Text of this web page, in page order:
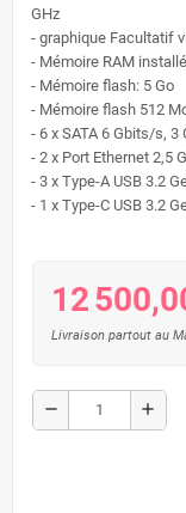
GHz
- graphique Facultatif
- Mémoire RAM
- Mémoire flash: 5 Go
- Mémoire flash 512
- 6 x SATA 6 Gbits/s,
- 2 x Port Ethernet 2,5
- 3 x Type-A USB 3.2
- 1 x Type-C USB 3.2
12
Livraison partout au
remove add